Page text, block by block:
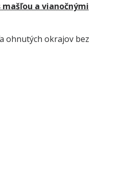
a vianočnými
ohnutých okrajov bez